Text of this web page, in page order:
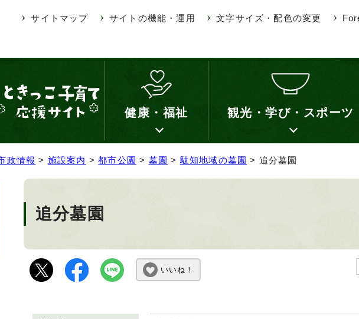
サイトマップ サイトの機能・運用 文字サイズ・配色の変更
健康・福祉 観光・学び・スポーツ
政情報 > 施設案内 >都市公園 > 墓園 > 駄知地域の墓園 > 追分墓園
追分墓園
いいね！